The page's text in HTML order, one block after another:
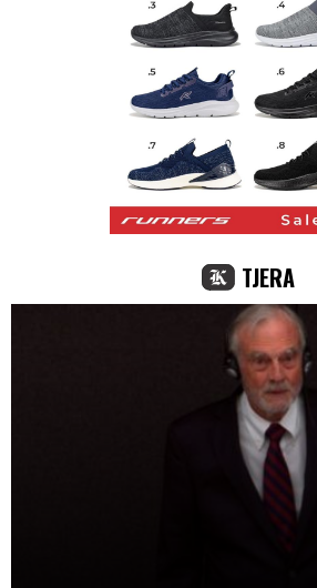
TJERA